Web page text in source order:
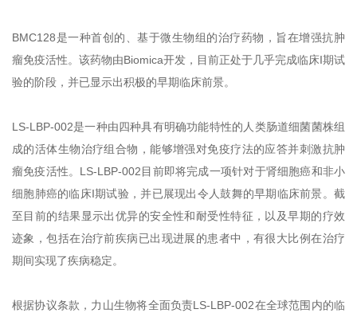
BMC128是一种首创的、基于微生物组的治疗药物，旨在增强抗肿
瘤免疫活性。该药物由Biomica开发，目前正处于几乎完成临床I期试
验的阶段，并已显示出积极的早期临床前景。
LS-LBP-002是一种由四种具有明确功能特性的人类肠道细菌菌株组
成的活体生物治疗组合物，能够增强对免疫疗法的应答并刺激抗肿
瘤免疫活性。LS-LBP-002目前即将完成一项针对于肾细胞癌和非小
细胞肺癌的临床I期试验，并已展现出令人鼓舞的早期临床前景。截
至目前的结果显示出优异的安全性和耐受性特征，以及早期的疗效
迹象，包括在治疗前疾病已出现进展的患者中，有很大比例在治疗
期间实现了疾病稳定。
根据协议条款，力山生物将全面负责LS-LBP-002在全球范围内的临